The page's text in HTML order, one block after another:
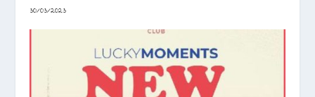
30/03/2023